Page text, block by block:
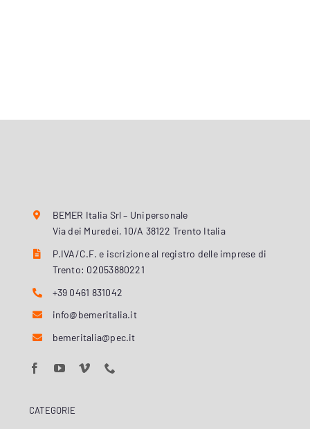
BEMER Italia Srl – Unipersonale
Via dei Muredei, 10/A 38122 Trento Italia
P.IVA/C.F. e iscrizione al registro delle imprese di
Trento: 02053880221
+39 0461 831042
info@bemeritalia.it
bemeritalia@pec.it
CATEGORIE